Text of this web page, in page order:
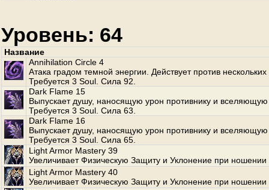
Уровень: 64
Название
Annihilation Circle 4
Атака градом темной энергии. Действует против
Требуется 3 Soul. Сила 92.
Dark Flame 15
Выпускает душу, наносящую урон противнику и вселяющую
Требуется 3 Soul. Сила 63.
Dark Flame 16
Выпускает душу, наносящую урон противнику и вселяющую
Требуется 3 Soul. Сила 65.
Light Armor Mastery 39
Увеличивает Физическую Защиту и Уклонение при ношении
Light Armor Mastery 40
Увеличивает Физическую Защиту и Уклонение при ношении